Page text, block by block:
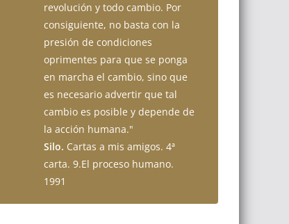
revolución y todo cambio. Por
consiguiente, no basta con la
presión de condiciones
oprimentes para que se ponga
en marcha el cambio, sino que
es necesario advertir que tal
cambio es posible y depende de
la acción humana."
Silo. Cartas a mis amigos. 4ª
carta. 9.El proceso humano.
1991